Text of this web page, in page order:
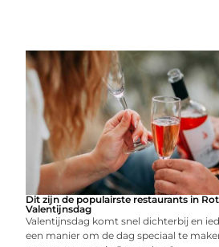
Dit zijn de populairste restaurants in
Valentijnsdag
Valentijnsdag komt snel dichterbij en
een manier om de dag speciaal te